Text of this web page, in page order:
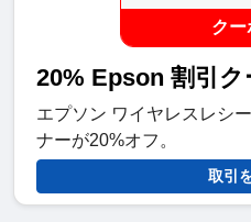
クー
20% Epson 割引ク
エプソン ワイヤレスレシ
ナーが20%オフ。
取引